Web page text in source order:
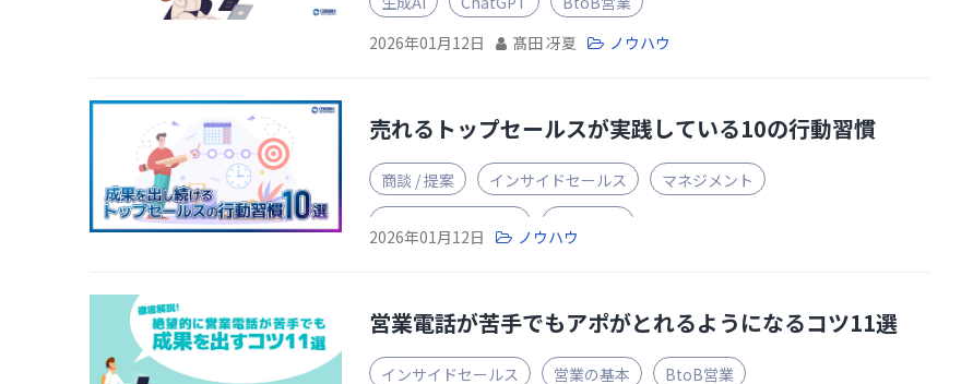
2026年01月12日
髙田 冴夏 ノウハウ
売れるトップセールスが実践している10の行動習慣
商談 / 提案 インサイドセールス
マネジメント
2026年01月12日 ノウハウ
営業電話が苦手でもアポがとれるようになるコツ11選
インサイドセールス 営業の基本
BtoB営業